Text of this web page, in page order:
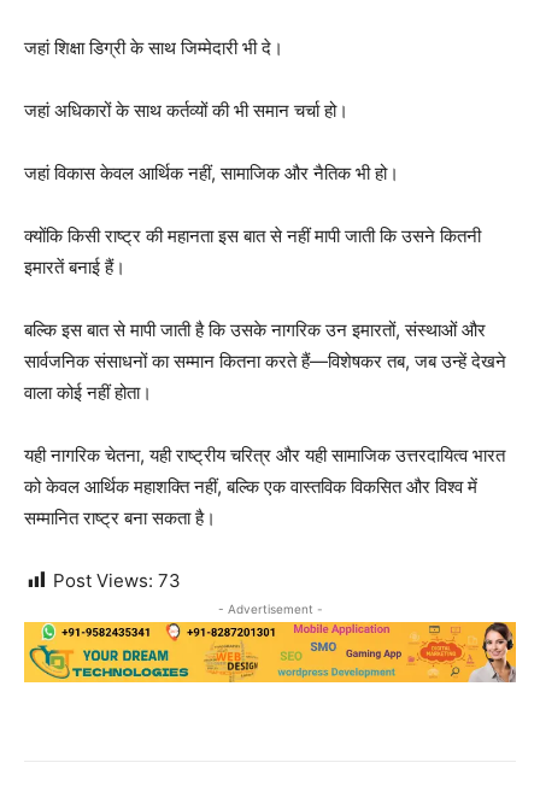
जहां शिक्षा डिग्री के साथ जिम्मेदारी भी दे।
जहां अधिकारों के साथ कर्तव्यों की भी समान चर्चा हो।
जहां विकास केवल आर्थिक नहीं, सामाजिक और नैतिक भी हो।
क्योंकि किसी राष्ट्र की महानता इस बात से नहीं मापी जाती कि उसने कितनी
इमारतें बनाई हैं।
बल्कि इस बात से मापी जाती है कि उसके नागरिक उन इमारतों, संस्थाओं और
सार्वजनिक संसाधनों का सम्मान कितना करते हैं—विशेषकर तब, जब उन्हें देखने
वाला कोई नहीं होता।
यही नागरिक चेतना, यही राष्ट्रीय चरित्र और यही सामाजिक उत्तरदायित्व भारत
को केवल आर्थिक महाशक्ति नहीं, बल्कि एक वास्तविक विकसित और विश्व में
सम्मानित राष्ट्र बना सकता है।
Post Views: 73
- Advertisement -